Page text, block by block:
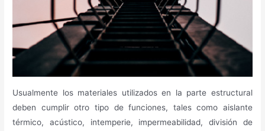
Usualmente los materiales utilizados en la parte estructural
deben cumplir otro tipo de funciones, tales como aislante
térmico, acústico, intemperie, impermeabilidad, división de